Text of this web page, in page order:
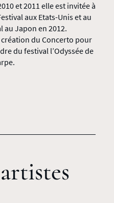
et 2011 elle est invitée à
aux Etats-Unis et au
au Japon en 2012.
du Concerto pour
du festival l’Odyssée de